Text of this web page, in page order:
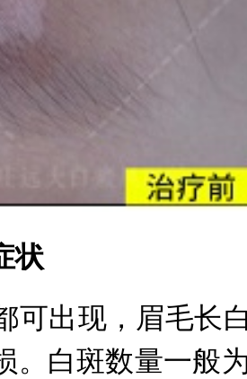
状
出现，眉毛长白
。白斑数量一般